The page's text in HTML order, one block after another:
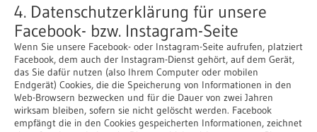
4. Datenschutzerklärung für unsere
Facebook- bzw. Instagram-Seite
Wenn Sie unsere Facebook- oder Instagram-Seite aufrufen, platziert
Facebook, dem auch der Instagram-Dienst gehört, auf dem Gerät,
das Sie dafür nutzen (also Ihrem Computer oder mobilen
Endgerät) Cookies, die die Speicherung von Informationen in den
Web-Browsern bezwecken und für die Dauer von zwei Jahren
wirksam bleiben, sofern sie nicht gelöscht werden. Facebook
empfängt die in den Cookies gespeicherten Informationen, zeichnet